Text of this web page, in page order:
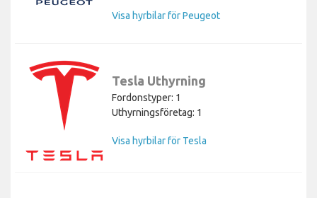
Visa hyrbilar för Peugeot
Tesla Uthyrning
Fordonstyper: 1
Uthyrningsföretag: 1
Visa hyrbilar för Tesla